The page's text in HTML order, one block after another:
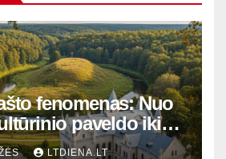
fenomenas: Nuo
paveldo iki
perlų
LTDIENA.LT